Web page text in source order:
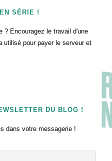
SÉRIE !
? Encouragez le travail d'une
utilisé pour payer le serveur et
DU BLOG !
dans votre messagerie !